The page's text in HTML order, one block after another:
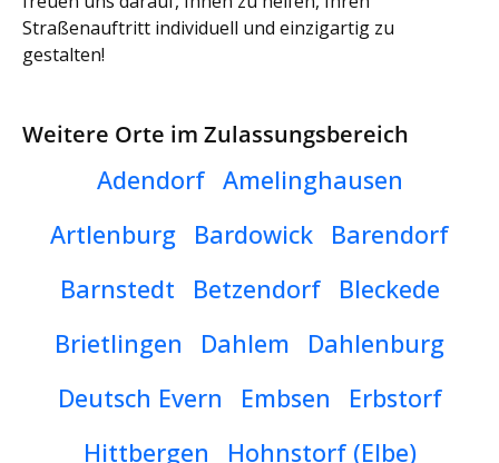
Straßenauftritt individuell und einzigartig zu
gestalten!
Weitere Orte im Zulassungsbereich
Adendorf Amelinghausen
Artlenburg
Bardowick
Barendorf
Barnstedt
Betzendorf
Bleckede
Brietlingen
Dahlem
Dahlenburg
Deutsch Evern
Embsen
Erbstorf
Hittbergen
Hohnstorf (Elbe)